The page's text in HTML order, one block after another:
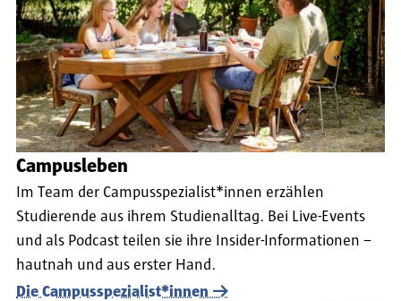
Campusleben
Im Team der Campusspezialist*innen erzählen
Studierende aus ihrem Studienalltag. Bei Live-Events
und als Podcast teilen sie ihre Insider-Informationen –
hautnah und aus erster Hand.
Die Campusspezialist*innen